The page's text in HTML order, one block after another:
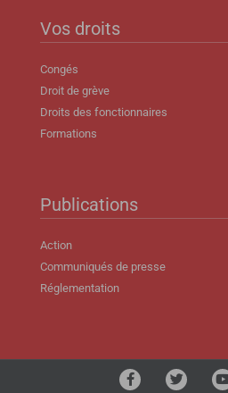
Vos droits
Congés
Droit de grève
Droits des fonctionnaires
Formations
Publications
Action
Communiqués de presse
Réglementation